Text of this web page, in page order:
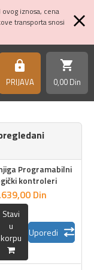
iznosa, cena
transporta snosi
https
PRIJAVA
shopping_cart
0,00 Din
Programabilni
kontroleri
00 Din
Stavi
u
korpu
Uporedi